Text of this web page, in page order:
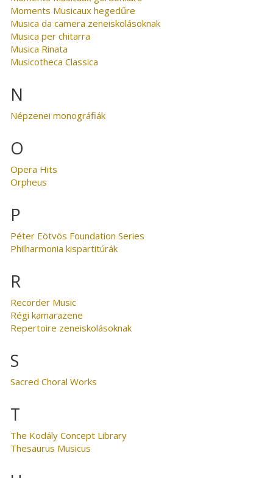
Moments Musicaux hegedűre
Musica da camera zeneiskolásoknak
Musica per chitarra
Musica Rinata
Musicotheca Classica
N
Népzenei monográfiák
O
Opera Hits
Orpheus
P
Péter Eötvös Foundation Series
Philharmonia kispartitúrák
R
Recorder Music
Régi kamarazene
Repertoire zeneiskolásoknak
S
Sacred Choral Works
T
The Kodály Concept Library
Thesaurus Musicus